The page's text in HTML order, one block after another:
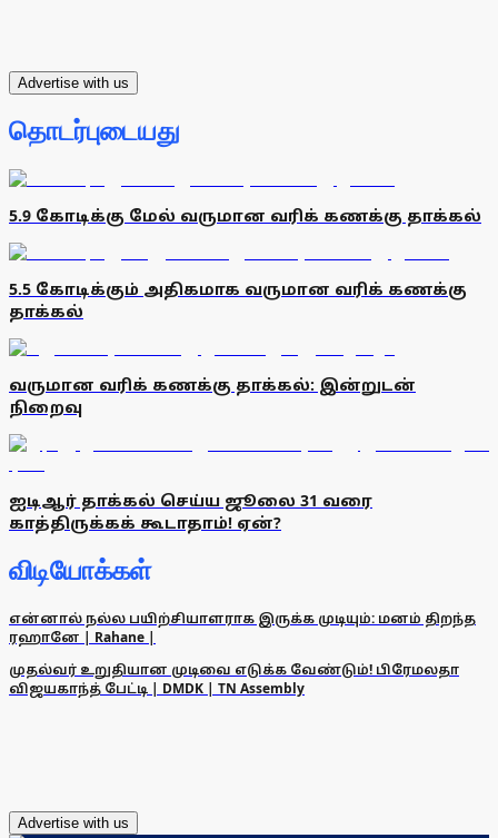
Advertise with us
தொடர்புடையது
5.9 கோடிக்கு மேல் வருமான வரிக் கணக்கு தாக்கல்
5.5 கோடிக்கும் அதிகமாக வருமான வரிக் கணக்கு
தாக்கல்
வருமான வரிக் கணக்கு தாக்கல்: இன்றுடன்
நிறைவு
ஐடிஆர் தாக்கல் செய்ய ஜூலை 31 வரை
காத்திருக்கக் கூடாதாம்! ஏன்?
விடியோக்கள்
என்னால் நல்ல பயிற்சியாளராக இருக்க முடியும்: மனம் திறந்த
ரஹானே | Rahane |
முதல்வர் உறுதியான முடிவை எடுக்க வேண்டும்! பிரேமலதா
விஜயகாந்த் பேட்டி | DMDK | TN Assembly
Advertise with us